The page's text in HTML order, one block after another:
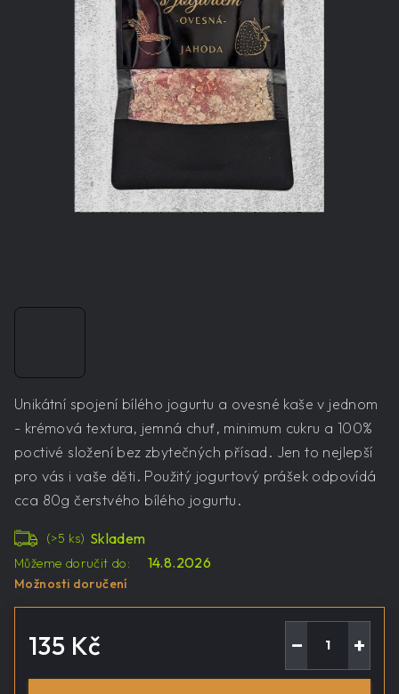
Unikátní spojení bílého jogurtu a ovesné kaše v jednom
- krémová textura, jemná chuť, minimum cukru a 100%
poctivé složení bez zbytečných přísad. Jen to nejlepší
pro vás i vaše děti. Použitý jogurtový prášek odpovídá
cca 80g čerstvého bílého jogurtu.
Skladem
(>5 ks)
Můžeme doručit do:
14.8.2026
Možnosti doručení
135 Kč +
−